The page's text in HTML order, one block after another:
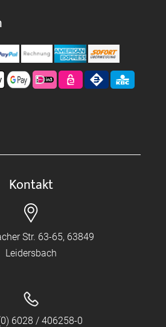
Kontakt
Str. 63-65, 63849
Leidersbach
6028 / 406258-0